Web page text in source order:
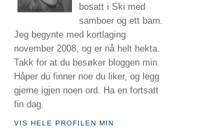
bosatt i Ski med
samboer og ett barn.
Jeg begynte med kortlaging
november 2008, og er nå helt hekta.
Takk for at du besøker bloggen min.
Håper du finner noe du liker, og legg
gjerne igjen noen ord. Ha en fortsatt
fin dag.
VIS HELE PROFILEN MIN